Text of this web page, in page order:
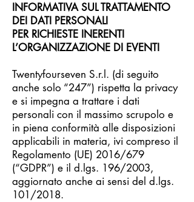
INFORMATIVA SUL TRATTAMENTO
DEI DATI PERSONALI
PER RICHIESTE INERENTI
L’ORGANIZZAZIONE DI EVENTI
Twentyfourseven S.r.l. (di seguito
anche solo “247”) rispetta la privacy
e si impegna a trattare i dati
personali con il massimo scrupolo e
in piena conformità alle disposizioni
applicabili in materia, ivi compreso il
Regolamento (UE) 2016/679
(“GDPR”) e il d.lgs. 196/2003,
aggiornato anche ai sensi del d.lgs.
101/2018.